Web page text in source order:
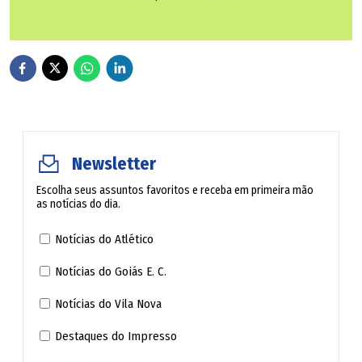
O advogado criminalista, em qualquer situação, tem o
dever inalienável de defender a correta aplicação da lei e
o pior dos criminosos. A Constituição Nacional não faz
diferença.
Heráclito Fontoura Sobral Pinto, renomado criminalista e
covardes."
Newsletter
Escolha seus assuntos favoritos e receba em primeira mão
as notícias do dia.
Notícias do Atlético
Notícias do Goiás E. C.
Notícias do Vila Nova
Destaques do Impresso